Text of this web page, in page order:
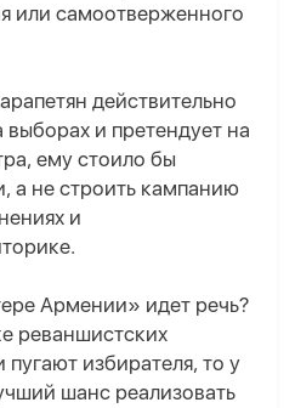
или самоотверженного
действительно
и претендует на
ему стоило бы
а не строить кампанию
и
Армении» идет речь?
реваншистских
избирателя, то у
шанс реализовать